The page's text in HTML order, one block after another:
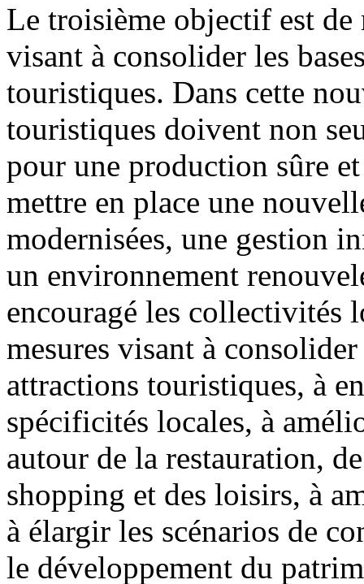
Le troisième objectif est de
visant à consolider les
touristiques. Dans cette
touristiques doivent non
pour une production sûre
mettre en place une
modernisées, une gestion
un environnement
encouragé les collectivités
mesures visant à
attractions touristiques, à
spécificités locales, à
autour de la restauration,
shopping et des loisirs, à
à élargir les scénarios de
le développement du